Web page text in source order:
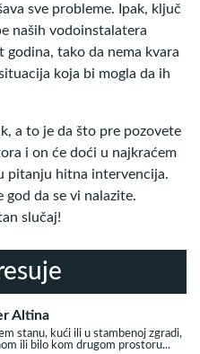
sve probleme. Ipak, ključ
naših vodoinstalatera
tako da nema kvara
koja bi mogla da ih
a to je da što pre pozovete
i on će doći u najkraćem
pitanju hitna intervencija.
god da se vi nalazite.
slučaj!
Altina
stanu, kući ili u stambenoj zgradi,
ili bilo kom drugom prostoru...